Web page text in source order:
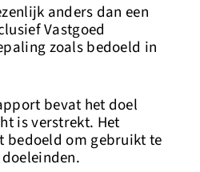
anders dan een
Vastgoed
zoals bedoeld in
bevat het doel
is verstrekt. Het
om gebruikt te